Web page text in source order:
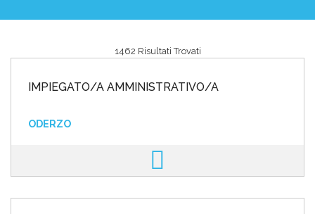
INVIA CV
1462 Risultati Trovati
IMPIEGATO/A AMMINISTRATIVO/A
ODERZO